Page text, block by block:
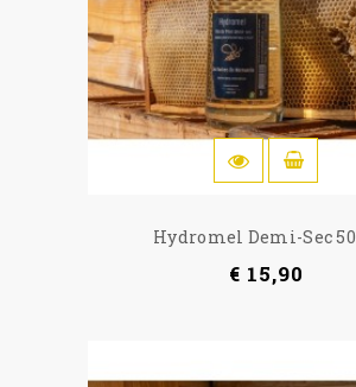
Hydromel Demi-Sec 50
€ 15,90